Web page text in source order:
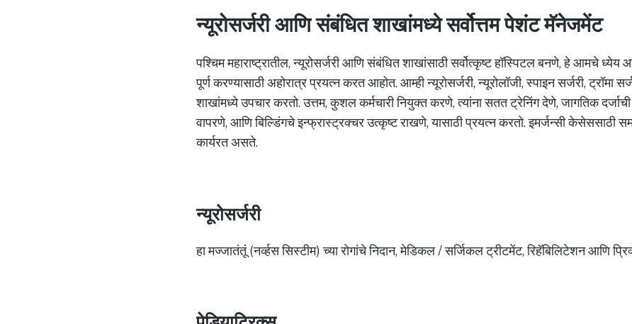
न्यूरोसर्जरी आणि संबंधित शाखांमध्ये सर्वोत्तम पेशंट मॅनेजमेंट
पश्चिम महाराष्ट्रातील, न्यूरोसर्जरी आणि संबंधित शाखांसाठी सर्वोत्कृष्ट हॉस्पिटल बनणे, हे आमचे
पूर्ण करण्यासाठी अहोरात्र प्रयत्न करत आहोत. आम्ही न्यूरोसर्जरी, न्यूरोलॉजी, स्पाइन सर्जरी, ट्रॉमा
शाखांमध्ये उपचार करतो. उत्तम, कुशल कर्मचारी नियुक्त करणे, त्यांना सतत ट्रेनिंग देणे, जागतिक
वापरणे, आणि बिल्डिंगचे इन्फ्रास्ट्रक्चर उत्कृष्ट राखणे, यासाठी प्रयत्न करतो. इमर्जन्सी केसेससाठी
कार्यरत असते.
न्यूरोसर्जरी
हा मज्जातंतूं (नर्व्हस सिस्टीम) च्या रोगांचे निदान, मेडिकल / सर्जिकल ट्रीटमेंट, रिहॅबिलिटेशन आणि